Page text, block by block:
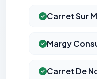
Carnet Sur
Margy
Carnet De